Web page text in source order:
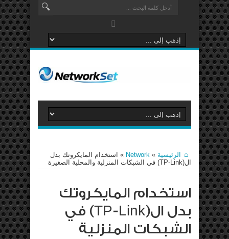
الرئيسية »
Network
» استخدام المايكروتك بدل
ال(TP-Link) في الشبكات المنزلية والمحلية الصغيرة
استخدام المايكروتك
بدل ال(TP-Link) في
الشبكات المنزلية